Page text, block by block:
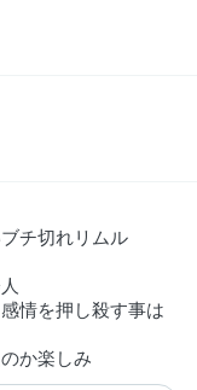
チ切れリムル
情を押し殺す事は
か楽しみ